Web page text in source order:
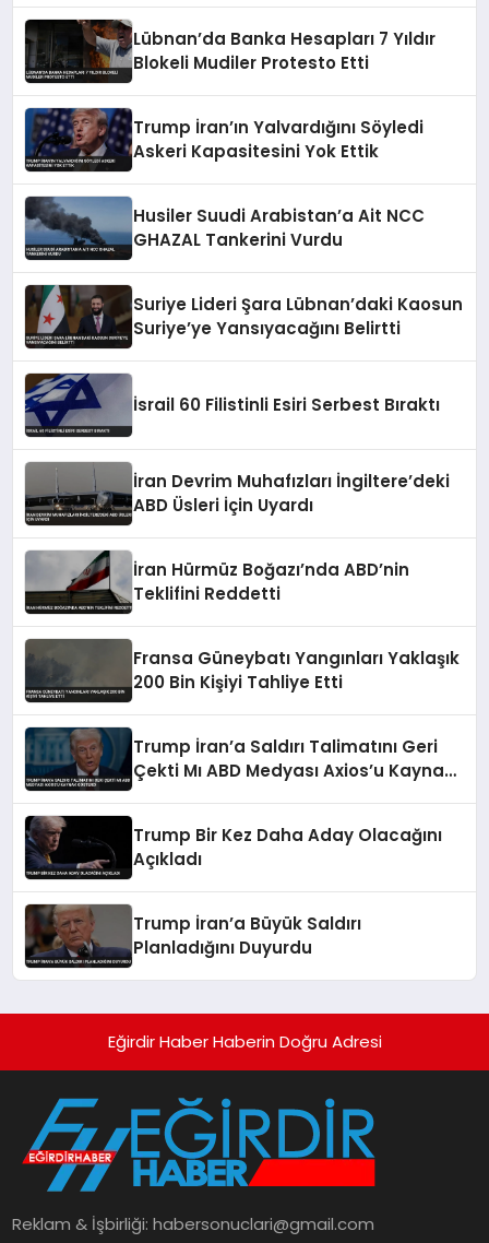
Lübnan’da Banka Hesapları 7 Yıldır
Blokeli Mudiler Protesto Etti
Trump İran’ın Yalvardığını Söyledi
Askeri Kapasitesini Yok Ettik
Husiler Suudi Arabistan’a Ait NCC
GHAZAL Tankerini Vurdu
Suriye Lideri Şara Lübnan’daki Kaosun
Suriye’ye Yansıyacağını Belirtti
İsrail 60 Filistinli Esiri Serbest Bıraktı
İran Devrim Muhafızları İngiltere’deki
ABD Üsleri İçin Uyardı
İran Hürmüz Boğazı’nda ABD’nin
Teklifini Reddetti
Fransa Güneybatı Yangınları Yaklaşık
200 Bin Kişiyi Tahliye Etti
Trump İran’a Saldırı Talimatını Geri
Çekti Mı ABD Medyası Axios’u Kaynak
Trump Bir Kez Daha Aday Olacağını
Açıkladı
Trump İran’a Büyük Saldırı
Planladığını Duyurdu
Eğirdir Haber Haberin Doğru Adresi
Reklam & İşbirliği:habersonuclari@gmail.com